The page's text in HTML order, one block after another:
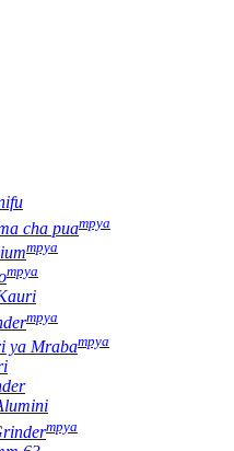
cha puampya
mpya
mpya
mpya
ya Mrabampya
mpya